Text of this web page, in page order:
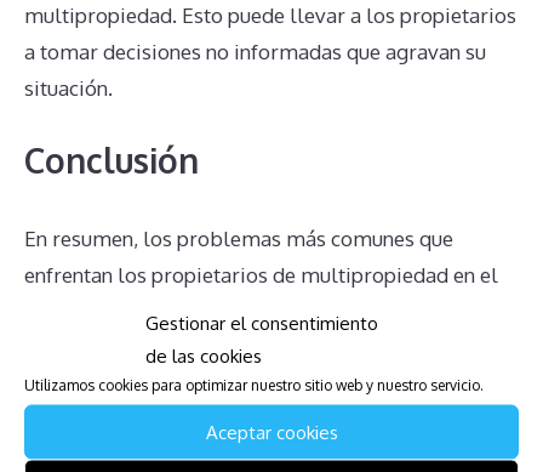
Gestionar el consentimiento
de las cookies
Utilizamos cookies para optimizar nuestro sitio web y nuestro servicio.
Aceptar cookies
multipropiedad. Esto puede llevar a los propietarios
a tomar decisiones no informadas que agravan su
situación.
Conclusión
En resumen, los problemas más comunes que
enfrentan los propietarios de multipropiedad en el
complejo The Ridge Sierra and Club QM at The
Ridge Sierra son múltiples y complejos. Desde la
obligación de pagar cuotas de mantenimiento hasta
la dificultad para anular contratos y la inexistencia
de un mercado real para la venta, estos desafíos